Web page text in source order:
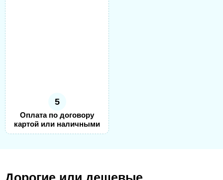
5
Оплата по договору
картой или наличными